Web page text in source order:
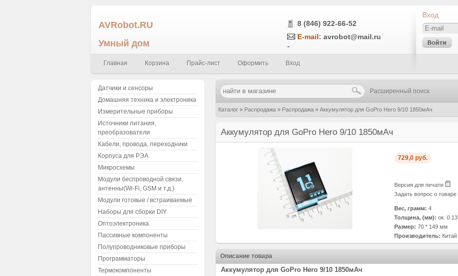
AVRobot.RU
Умный дом
8 (846) 922-66-52
E-mail: avrobot@mail.ru
-
Главная Корзина Прайс-лист Оформить Вход
Вход
Расширенный поиск
Каталог » Распродажа » Распродажа » Аккумулятор для GoPro Hero 9/10 1850мАч
Аккумулятор для GoPro Hero 9/10 1850мАч
729,0 руб.
Версия для печати
Задать вопрос о товаре
Вес, грамм: 4
Толщина, (мм): ок. 0.13
Размер: 70 * 149 мм
Производитель: Китай
Описание товара
Аккумулятор для GoPro Hero 9/10 1850мАч
Датчики и сенсоры
Домашняя техника и электроника
Измерительные приборы
Источники питания,
преобразователи
Кабели, провода, переходники
Корпуса для РЭА
Микросхемы
Модули беспроводной связи,
антенны(Wi-Fi, GSM и т.д.)
Модули готовые / встраиваемые
Наборы для сборки DIY
Оптоэлектроника
Пассивные компоненты
Полупроводниковые приборы
Программаторы
Термокомпоненты